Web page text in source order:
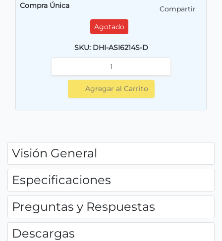
Compra Única
Compartir
Agotado
SKU: DHI-ASI6214S-D
Agregar al Carrito
Visión General
Especificaciones
Preguntas y Respuestas
Descargas